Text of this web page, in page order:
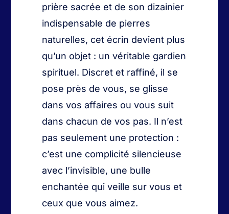
prière sacrée et de son dizainier
indispensable de pierres
naturelles, cet écrin devient plus
qu’un objet : un véritable gardien
spirituel. Discret et raffiné, il se
pose près de vous, se glisse
dans vos affaires ou vous suit
dans chacun de vos pas. Il n’est
pas seulement une protection :
c’est une complicité silencieuse
avec l’invisible, une bulle
enchantée qui veille sur vous et
ceux que vous aimez.